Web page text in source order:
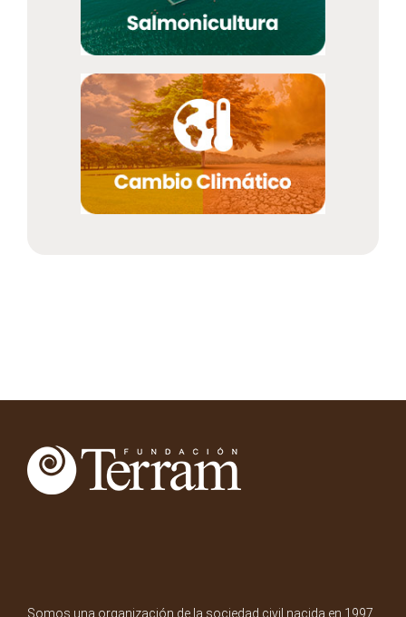
Somos una organización de la sociedad civil nacida en 1997.